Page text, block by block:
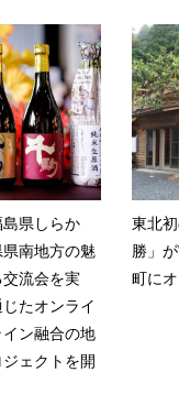
県しらか
南地方の魅
流会を実
たオンライ
ン融合の地
ェクトを開
東北
勝」
町に